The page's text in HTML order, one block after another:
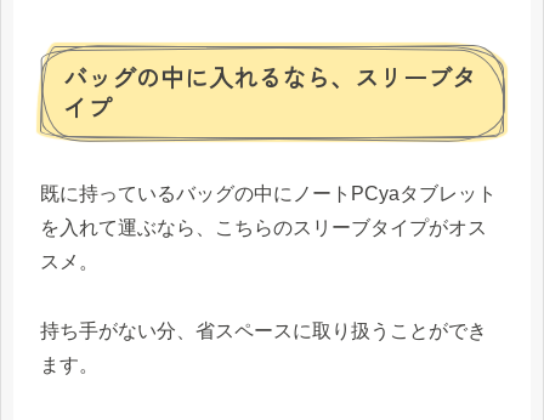
バッグの中に入れるなら、スリーブタ
イプ
既に持っているバッグの中にノートPCyaタブレット
を入れて運ぶなら、こちらのスリーブタイプがオス
スメ。
持ち手がない分、省スペースに取り扱うことができ
ます。